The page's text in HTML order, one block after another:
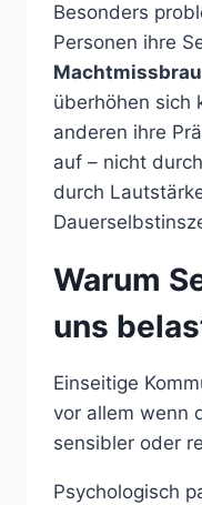
Besonders
Personen ihre
überhöhen sich
anderen ihre
auf – nicht
durch
Warum
uns
Einseitige
vor allem wenn
sensibler oder
Psychologisch